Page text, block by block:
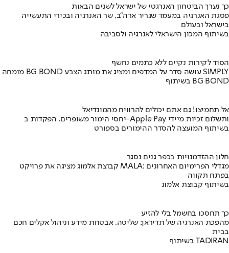
כך נערך הביטחון האנרגטי של ישראל לשנים הבאות
פסגת האנרגיה במעמד שגריר ארה"ב, שר האנרגיה ובכירי התעשייה
בישראל ובעולם
בשיתוף המכון הישראלי לאנרגיה ולסביבה
הסוד לקירות נקיים ללא כתמים נחשף
מומחה BG BOND עושה סדר על המדפים ומציג את מותג הצבע SIMPLY
בשיתוף BG BOND
אל תחמיצו! גם אתם יכולים להרוויח מהמונדיאל
יחסי הימור משופרים, הפקדות ב-Apple Pay ותשלום זכיות מיידי
בשיתוף המועצה להסדר ההימורים בספורט
חלון ההזדמנויות בכפר גנים נסגר
קבוצת אלמוג מציגה את פרויקט MALA: מגדלי הפרימיום האחרונים
בפתח תקווה
בשיתוף קבוצת אלמוג
כך תחסכו בחשמל בלי להזיע
מהפכת האנרגיה של תדיראן: שליטה, אבטחת מידע וניהול אקלים חכם
בבית
בשיתוף TADIRAN